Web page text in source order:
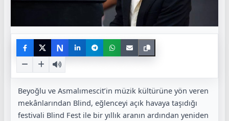
N
Beyoğlu ve Asmalımescit’in müzik kültürüne yön veren
mekânlarından Blind, eğlenceyi açık havaya taşıdığı
festivali Blind Fest ile bir yıllık aranın ardından yeniden